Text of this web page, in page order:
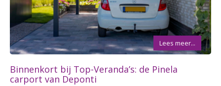
Binnenkort bij Top-Veranda’s: de Pinela
carport van Deponti
Lees meer...